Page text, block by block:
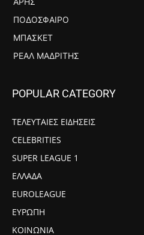
ΠΟΔΌΣΦΑΙΡΟ
ΜΠΆΣΚΕΤ
ΡΕΆΛ ΜΑΔΡΊΤΗΣ
POPULAR CATEGORY
ΤΕΛΕΥΤΑΙΕΣ ΕΙΔΗΣΕΙΣ
CELEBRITIES
SUPER LEAGUE 1
ΕΛΛΑΔΑ
EUROLEAGUE
ΕΥΡΩΠΗ
ΚΟΙΝΩΝΙΑ